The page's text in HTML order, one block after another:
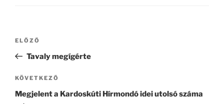
Bejegyzés
Korábbi
bejegyzés
ELŐZŐ
Tavaly megígérte
Következő
bejegyzés
KÖVETKEZŐ
Megjelent a Kardoskúti Hírmondó idei utolsó száma